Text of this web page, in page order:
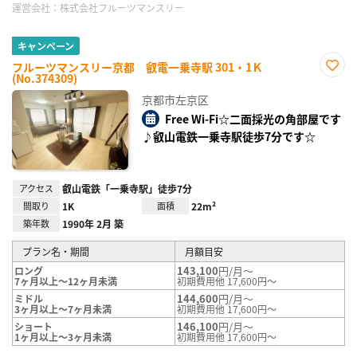
運営会社： 株式会社フルーツマンスリー
キャンペーン
フルーツマンスリー京都 叡電一乗寺駅 301・1Ｋ
(No.374309)
録
京都市左京区
Free Wi-Fi☆二面採光の角部屋です
♪叡山電鉄一乗寺駅徒歩7分です☆
アクセス 叡山電鉄「一乗寺駅」徒歩7分
間取り 1K 面積 22m²
築年数 1990年 2月 築
プラン名・期間
月額目安
ロング
7ヶ月以上～12ヶ月未満
143,100円/月～
初期費用他 17,600円～
ミドル
3ヶ月以上～7ヶ月未満
144,600円/月～
初期費用他 17,600円～
ショート
1ヶ月以上～3ヶ月未満
146,100円/月～
初期費用他 17,600円～